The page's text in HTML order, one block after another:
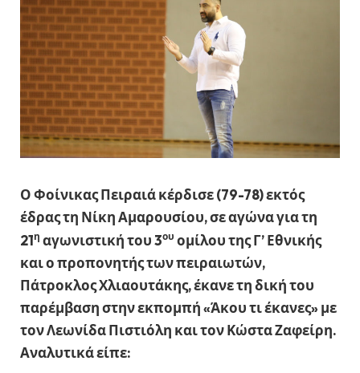
Ο Φοίνικας Πειραιά κέρδισε (79-78) εκτός
έδρας τη Νίκη Αμαρουσίου, σε αγώνα για τη
21η αγωνιστική του 3ου ομίλου της Γ’ Εθνικής
και ο προπονητής των πειραιωτών,
Πάτροκλος Χλιαουτάκης, έκανε τη δική του
παρέμβαση στην εκπομπή «Άκου τι έκανες» με
τον Λεωνίδα Πιστιόλη και τον Κώστα Ζαφείρη.
Αναλυτικά είπε: